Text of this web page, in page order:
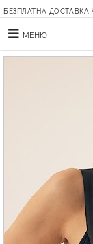
БЕЗПЛАТНА ДОСТАВКА
МЕНЮ